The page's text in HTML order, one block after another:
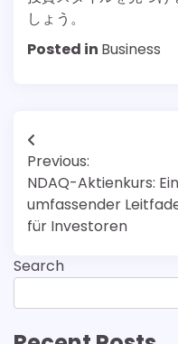
しょう。
Posted in Business
Post
navigation
Previous:
NDAQ-Aktienkurs: Ein
umfassender
für Investoren
Search